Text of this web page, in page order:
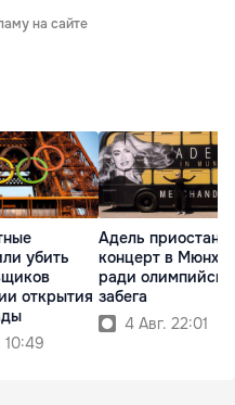
на сайте
убить
открытия
10:49
Адель
концерт в
ради
забега
4 Авг. 22:01